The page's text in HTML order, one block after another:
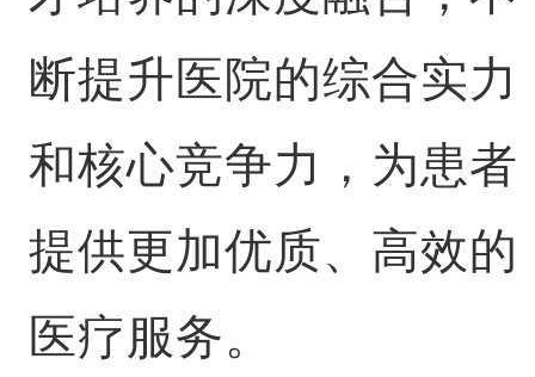
断提升医院的综合实力
和核心竞争力，为患者
提供更加优质、高效的
医疗服务。